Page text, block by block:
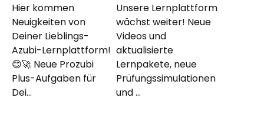
Hier kommen
Neuigkeiten von
Deiner Lieblings-
Azubi-Lernplattform!
😊🚀 Neue Prozubi
Plus-Aufgaben für
Dei...
Unsere Lernplattform
wächst weiter! Neue
Videos und
aktualisierte
Lernpakete, neue
Prüfungssimulationen
und ...